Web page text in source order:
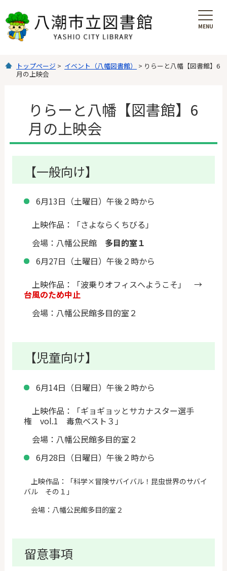
MENU
トップページ > イベント（八幡図書館）
> りらーと八幡【図書館】6
月の上映会
りらーと八幡【図書館】6
月の上映会
【一般向け】
6月13日（土曜日）午後２時から
上映作品：「さよならくちびる」
会場：八幡公民館 多目的室１
6月27日（土曜日）午後２時から
上映作品：「波乗りオフィスへようこそ」 →
台風のため中止
会場：八幡公民館多目的室２
【児童向け】
6月14日（日曜日）午後２時から
上映作品：「ギョギョッとサカナスター選手
権 vol.1 毒魚ベスト３ 」
会場：八幡公民館多目的室２
6月28日（日曜日）午後２時から
上映作品：「科学×冒険サバイバル！昆虫世界のサバイ
バル その１」
会場：八幡公民館多目的室２
留意事項